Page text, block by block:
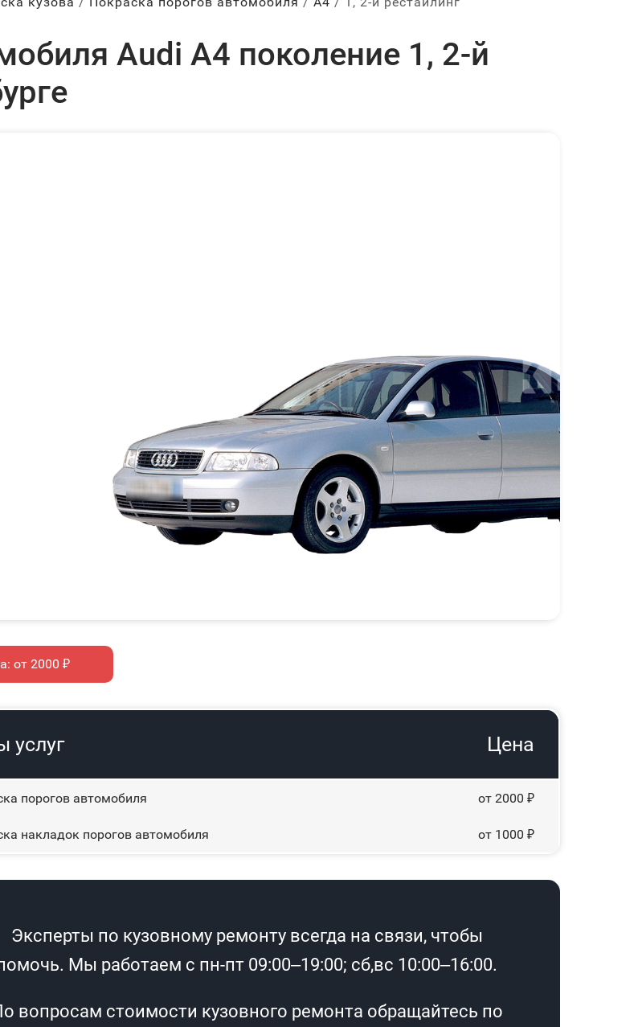
Audi A4 поколение 1, 2-й
от 2000 ₽
услуг Цена
порогов автомобиля от 2000 ₽
накладок порогов автомобиля от 1000 ₽
Эксперты по кузовному ремонту всегда на связи, чтобы
Мы работаем с пн-пт 09:00–19:00; сб,вс 10:00–16:00.
вопросам стоимости кузовного ремонта обращайтесь по